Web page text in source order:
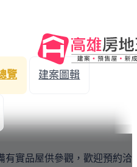
覽 建案圖輯
有實品屋供參觀，歡迎預約洽